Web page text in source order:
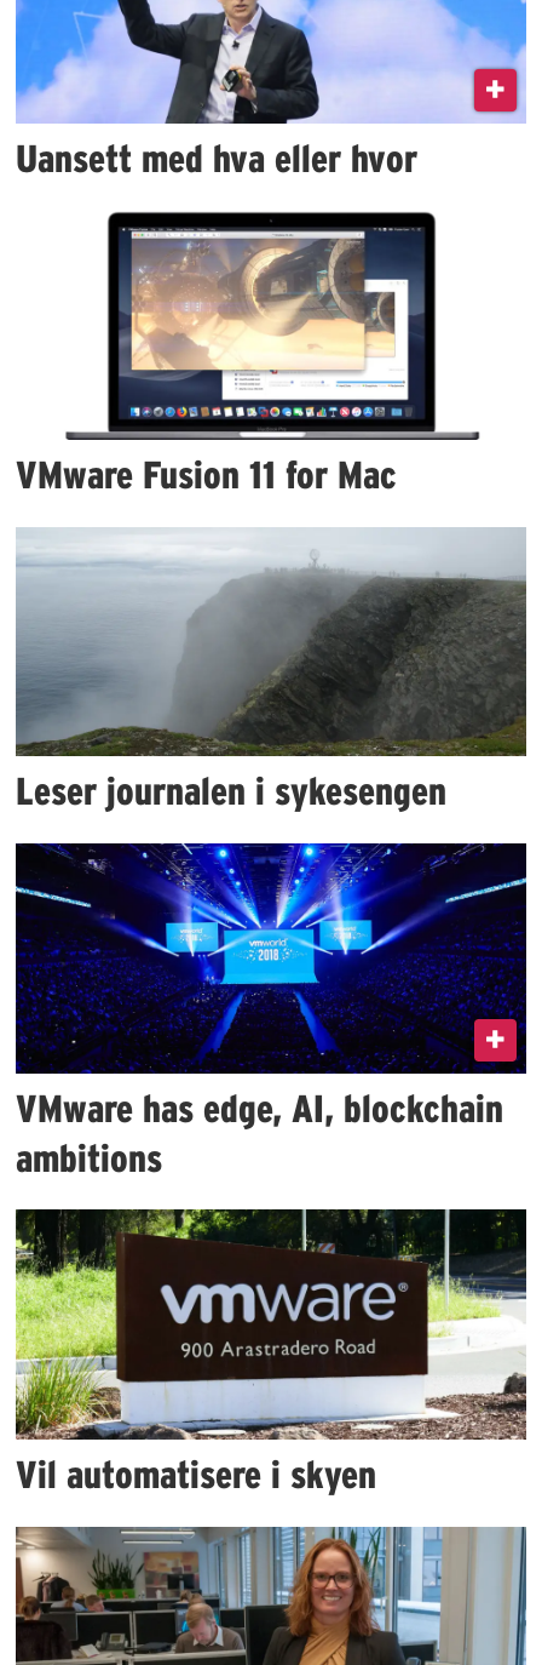
Uansett med hva eller hvor
VMware Fusion 11 for Mac
Leser journalen i sykesengen
VMware has edge, AI, blockchain
ambitions
Vil automatisere i skyen